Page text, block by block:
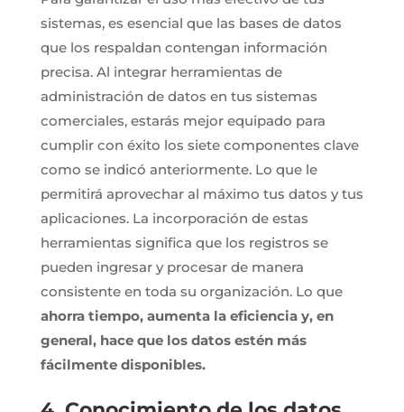
sistemas, es esencial que las bases de datos
que los respaldan contengan información
precisa. Al integrar herramientas de
administración de datos en tus sistemas
comerciales, estarás mejor equipado para
cumplir con éxito los siete componentes clave
como se indicó anteriormente. Lo que le
permitirá aprovechar al máximo tus datos y tus
aplicaciones. La incorporación de estas
herramientas significa que los registros se
pueden ingresar y procesar de manera
consistente en toda su organización. Lo que
ahorra tiempo, aumenta la eficiencia y, en
general, hace que los datos estén más
fácilmente disponibles.